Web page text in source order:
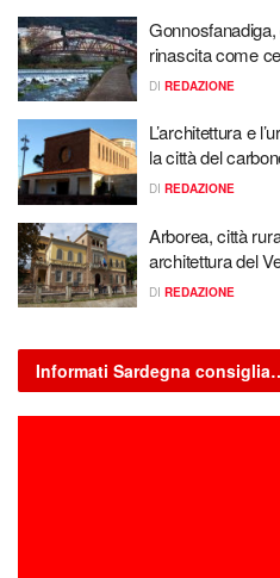
Gonnosfanadiga,
rinascita come
DI REDAZIONE
L’architettura e
la città del
DI REDAZIONE
Arborea, città
architettura del
DI REDAZIONE
Informati Sardegna